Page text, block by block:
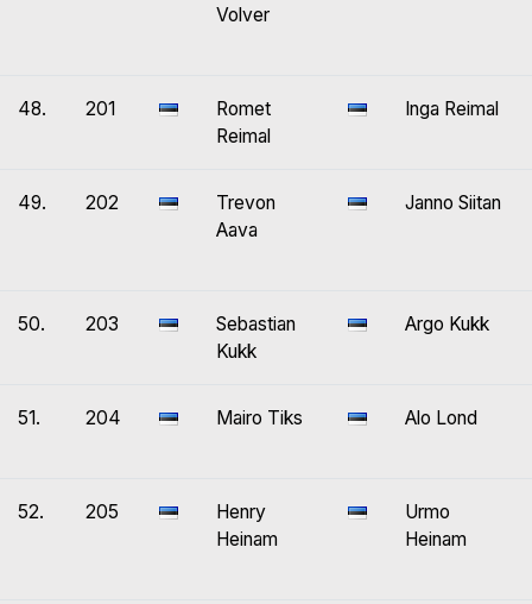
Volver
48. 201
Romet
Reimal
Inga Reimal
49. 202
Trevon
Aava
Janno Siitan
50. 203
Sebastian
Kukk
Argo Kukk
51. 204 Mairo Tiks Alo Lond
52. 205
Henry
Heinam
Urmo
Heinam